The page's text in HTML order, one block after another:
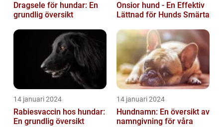
Dragsele för hundar: En
grundlig översikt
Onsior hund - En Effektiv
Lättnad för Hunds Smärta
14 januari 2024
Rabiesvaccin hos hundar:
En grundlig översikt
14 januari 2024
Hundnamn: En översikt av
namngivning för våra